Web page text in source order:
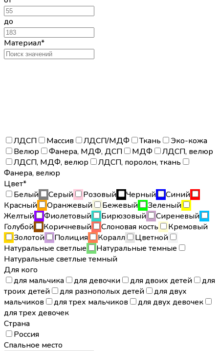
до
Материал*
ЛДСП Массив ЛДСП/МДФ Ткань
Эко-кожа
Велюр
Фанера, МДФ, ДСП МДФ
ЛДСП, велюр
ЛДСП, МДФ, велюр
ЛДСП, поролон, ткань
Фанера, велюр
Цвет*
Белый
Серый Розовый Черный
Синий
Красный
Оранжевый Бежевый
Зеленый
Желтый
Фиолетовый Бирюзовый
Сиреневый
Голубой
Коричневый Слоновая кость
Кремовый
Золотой
Полиция Коралл
Цветной
Натуральные светлые
Натуральные темные
Натуральные светлые темный
Для кого
для мальчика
для девочки для двоих детей
для
троих детей
для разнополых детей
для двух
мальчиков
для трех мальчиков
для двух девочек
для трех девочек
Страна
Россия
Спальное место